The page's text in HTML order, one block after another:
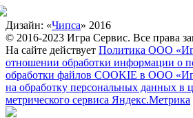
Дизайн: «Чипса» 2016
© 2016-2023 Игра Сервис. Все права
На сайте действует Политика ООО
отношении обработки информации о
обработки файлов COOKIE в ООО
на обработку персональных данных в
метрического сервиса Яндекс.Метрика